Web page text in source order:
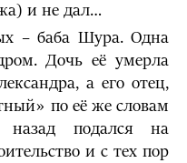
и не дал…
– баба Шура. Одна
Дочь её умерла
а его отец,
по её же словам
подался на
и с тех пор